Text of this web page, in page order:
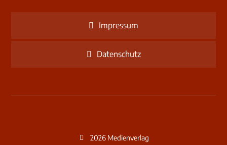
Impressum
Datenschutz
2026 Medienverlag